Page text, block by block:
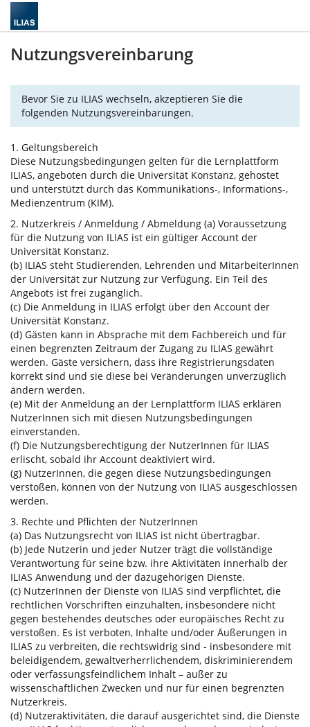
Nutzungsvereinbarung
Bevor Sie zu ILIAS wechseln, akzeptieren Sie die
folgenden Nutzungsvereinbarungen.
1. Geltungsbereich
Diese Nutzungsbedingungen gelten für die Lernplattform
ILIAS, angeboten durch die Universität Konstanz, gehostet
und unterstützt durch das Kommunikations-, Informations-,
Medienzentrum (KIM).
2. Nutzerkreis / Anmeldung / Abmeldung (a) Voraussetzung
für die Nutzung von ILIAS ist ein gültiger Account der
Universität Konstanz.
(b) ILIAS steht Studierenden, Lehrenden und MitarbeiterInnen
der Universität zur Nutzung zur Verfügung. Ein Teil des
Angebots ist frei zugänglich.
(c) Die Anmeldung in ILIAS erfolgt über den Account der
Universität Konstanz.
(d) Gästen kann in Absprache mit dem Fachbereich und für
einen begrenzten Zeitraum der Zugang zu ILIAS gewährt
werden. Gäste versichern, dass ihre Registrierungsdaten
korrekt sind und sie diese bei Veränderungen unverzüglich
ändern werden.
(e) Mit der Anmeldung an der Lernplattform ILIAS erklären
NutzerInnen sich mit diesen Nutzungsbedingungen
einverstanden.
(f) Die Nutzungsberechtigung der NutzerInnen für ILIAS
erlischt, sobald ihr Account deaktiviert wird.
(g) NutzerInnen, die gegen diese Nutzungsbedingungen
verstoßen, können von der Nutzung von ILIAS ausgeschlossen
werden.
3. Rechte und Pflichten der NutzerInnen
(a) Das Nutzungsrecht von ILIAS ist nicht übertragbar.
(b) Jede Nutzerin und jeder Nutzer trägt die vollständige
Verantwortung für seine bzw. ihre Aktivitäten innerhalb der
ILIAS Anwendung und der dazugehörigen Dienste.
(c) NutzerInnen der Dienste von ILIAS sind verpflichtet, die
rechtlichen Vorschriften einzuhalten, insbesondere nicht
gegen bestehendes deutsches oder europäisches Recht zu
verstoßen. Es ist verboten, Inhalte und/oder Äußerungen in
ILIAS zu verbreiten, die rechtswidrig sind - insbesondere mit
beleidigendem, gewaltverherrlichendem, diskriminierendem
oder verfassungsfeindlichem Inhalt – außer zu
wissenschaftlichen Zwecken und nur für einen begrenzten
Nutzerkreis.
(d) Nutzeraktivitäten, die darauf ausgerichtet sind, die Dienste